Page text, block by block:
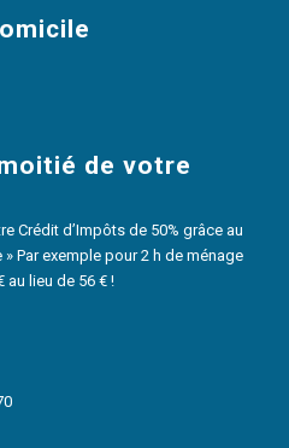
de votre
Crédit d’Impôts de 50% grâce au
Par exemple pour 2 h de ménage
au lieu de 56 € !